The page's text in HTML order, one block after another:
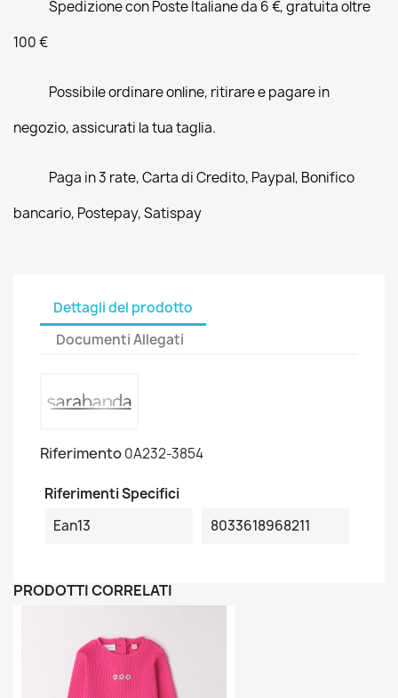
Spedizione con Poste Italiane da 6 €, gratuita oltre
100 €
Possibile ordinare online, ritirare e pagare in
negozio, assicurati la tua taglia.
Paga in 3 rate, Carta di Credito, Paypal, Bonifico
bancario, Postepay, Satispay
Dettagli del prodotto
Documenti Allegati
Riferimento0A232-3854
Riferimenti Specifici
Ean13
8033618968211
PRODOTTI CORRELATI